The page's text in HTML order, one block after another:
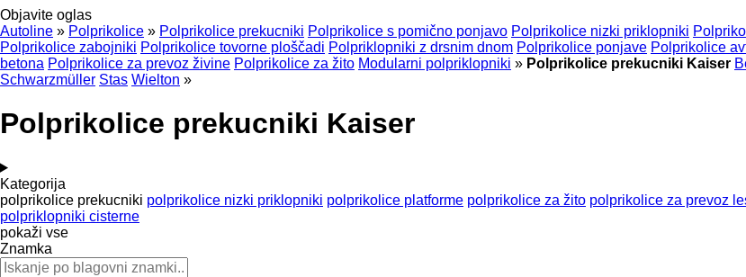
Objavite oglas
Autoline » Polprikolice » Polprikolice prekucniki Polprikolice s pomično ponjavo Polprikolice nizki priklopniki
Polprikolice zabojniki Polprikolice tovorne ploščadi Polpriklopniki z drsnim dnom Polprikolice ponjave Polprikolice
betona Polprikolice za prevoz živine Polprikolice za žito Modularni polpriklopniki » Polprikolice prekucniki Kaiser
Schwarzmüller Stas Wielton »
Polprikolice prekucniki Kaiser
Kategorija
polprikolice prekucniki polprikolice nizki priklopniki polprikolice platforme polprikolice za žito polprikolice za prevoz
polpriklopniki cisterne
pokaži vse
Znamka